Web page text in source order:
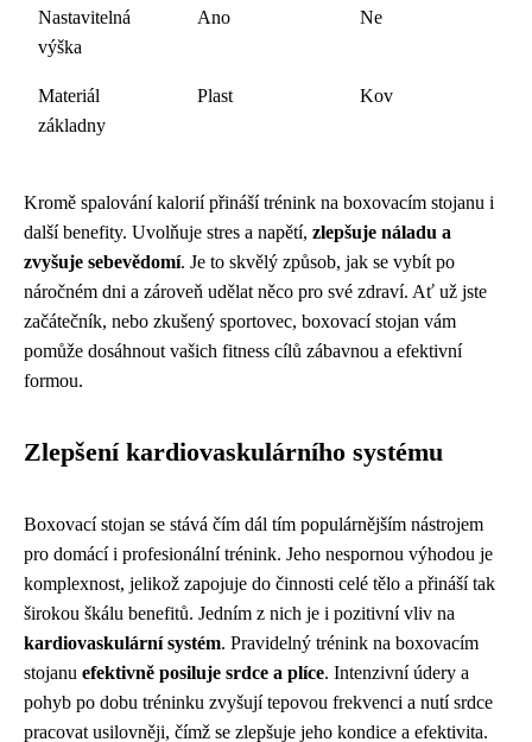
Nastavitelná
výška
Ano Ne
Materiál
základny
Plast Kov
Kromě spalování kalorií přináší trénink na boxovacím stojanu i
další benefity. Uvolňuje stres a napětí, zlepšuje náladu a
zvyšuje sebevědomí. Je to skvělý způsob, jak se vybít po
náročném dni a zároveň udělat něco pro své zdraví. Ať už jste
začátečník, nebo zkušený sportovec, boxovací stojan vám
pomůže dosáhnout vašich fitness cílů zábavnou a efektivní
formou.
Zlepšení kardiovaskulárního systému
Boxovací stojan se stává čím dál tím populárnějším nástrojem
pro domácí i profesionální trénink. Jeho nespornou výhodou je
komplexnost, jelikož zapojuje do činnosti celé tělo a přináší tak
širokou škálu benefitů. Jedním z nich je i pozitivní vliv na
kardiovaskulární systém. Pravidelný trénink na boxovacím
stojanu efektivně posiluje srdce a plíce. Intenzivní údery a
pohyb po dobu tréninku zvyšují tepovou frekvenci a nutí srdce
pracovat usilovněji, čímž se zlepšuje jeho kondice a efektivita.